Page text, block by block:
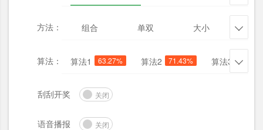
方法： 组合 单双 大小 
算法： 算法1 63.27% 算法2 71.43% 算法3 71.43%

刮刮开奖 关闭
语音播报 关闭